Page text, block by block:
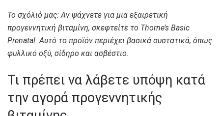
Το σχόλιό μας: Αν ψάχνετε για μια εξαιρετική
προγεννητική βιταμίνη, σκεφτείτε το Thorne’s Basic
Prenatal. Αυτό το προϊόν περιέχει βασικά συστατικά, όπως
φυλλικό οξύ, σίδηρο και ασβέστιο.
Τι πρέπει να λάβετε υπόψη κατά
την αγορά προγεννητικής